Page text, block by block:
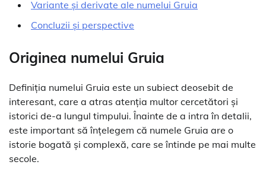
Variante și derivate ale numelui Gruia
Concluzii și perspective
Originea numelui Gruia
Definiția numelui Gruia este un subiect deosebit de
interesant, care a atras atenția multor cercetători și
istorici de-a lungul timpului. Înainte de a intra în detalii,
este important să înțelegem că numele Gruia are o
istorie bogată și complexă, care se întinde pe mai multe
secole.